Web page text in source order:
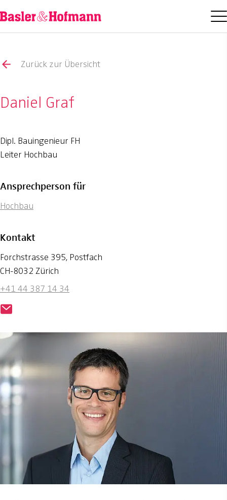
Zurück zur Übersicht
Daniel Graf
Dipl. Bauingenieur FH
Leiter Hochbau
Ansprechperson für
Hochbau
Kontakt
Forchstrasse 395, Postfach
CH-8032 Zürich
+41 44 387 14 34